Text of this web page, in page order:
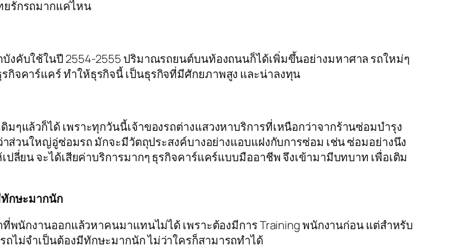
ยรักรถมากแค่ไหน
งคับใช้ในปี 2554-2555 ปริมาณรถยนต์บนท้องถนนก็ได้เพิ่มขึ้นอย่างมหาศาล รถใหม่ๆ
กิจคาร์แคร์ ทำให้ธุรกิจนี้ เป็นธุรกิจที่มีศักยภาพสูง และน่าลงทุน
ๆแล้วก็ได้ เพราะทุกวันนี้เจ้าของรถต่างแสวงหาบริการที่เหนือกว่าจากร้านซ่อมบำรุง
ว่าส่วนใหญ่อู่ซ่อมรถ มักจะมีวัตถุประสงค์บางอย่างแอบแฝงกับการซ่อม เช่น ซ่อมอย่างนึง
ปลี่ยน จะได้เสียค่าบริการมากๆ ธุรกิจคาร์แคร์แบบมืออาชีพ จึงเข้ามามีบทบาท เพื่อเติม
ทักษะมากนัก
ที่พนักงานออกแล้วหาคนมาแทนไม่ได้ เพราะต้องมีการ Training พนักงานก่อน แต่สำหรับ
ถไม่จำเป็นต้องมีทักษะมากนัก ไม่ว่าใครก็สามารถทำได้